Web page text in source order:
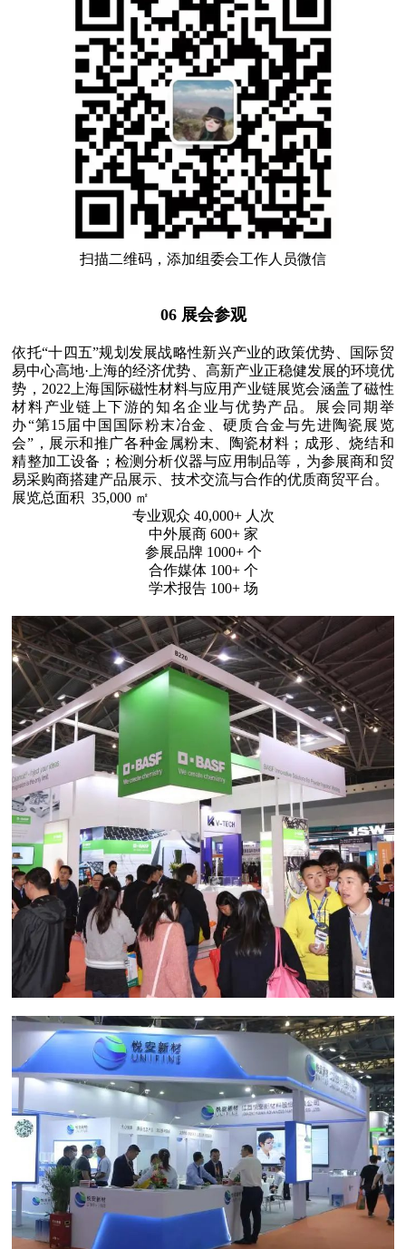
扫描二维码，添加组委会工作人员微信
06 展会参观
依托“十四五”规划发展战略性新兴产业的政策优势、国际贸
易中心高地·上海的经济优势、高新产业正稳健发展的环境优
势，2022上海国际磁性材料与应用产业链展览会涵盖了磁性
材料产业链上下游的知名企业与优势产品。展会同期举
办“第15届中国国际粉末冶金、硬质合金与先进陶瓷展览
会”，展示和推广各种金属粉末、陶瓷材料；成形、烧结和
精整加工设备；检测分析仪器与应用制品等，为参展商和贸
易采购商搭建产品展示、技术交流与合作的优质商贸平台。
展览总面积 35,000 ㎡
专业观众 40,000+ 人次
中外展商 600+ 家
参展品牌 1000+ 个
合作媒体 100+ 个
学术报告 100+ 场